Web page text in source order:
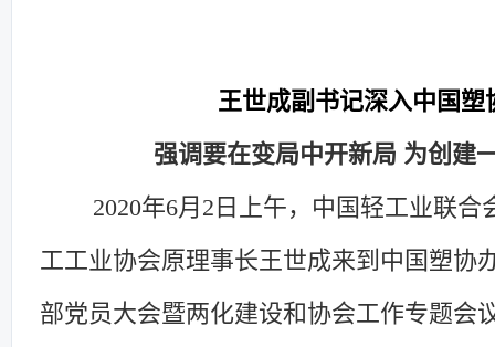
王世成副书记深入中国塑
强调要在变局中开新局 为创建
2020年6月2日上午， 中国轻工业联合
工工业协会原理事长王世成来到中国塑协
部党员大会暨两化建设和协会工作专题会